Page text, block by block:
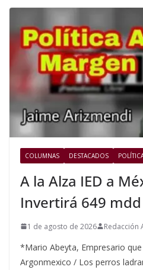
COLUMNAS DESTACADOS
A la Alza IED a
Invertirá 649 mdd
1 de agosto de 2026 Redacción
*Mario Abeyta, Empresario
Argonmexico / Los perros